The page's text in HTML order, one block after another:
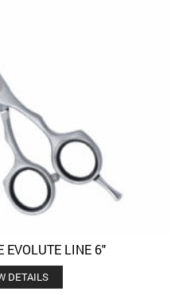
EVOLUTE LINE 6″
DETAILS